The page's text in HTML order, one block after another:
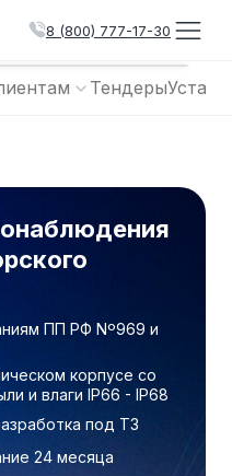
8 (800) 777-17-30
Тендеры
ПП РФ Nº969 и
корпусе со
и влаги IP66 - IP68
под Т3
24 месяца